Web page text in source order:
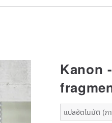
Kanon
แปลอัตโนมัติ (ภ